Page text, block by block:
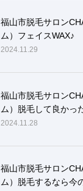
福山市脱毛サロン
ム）フェイスWAX♪
2024.11.29
福山市脱毛サロン
ム）脱毛して良かっ
2024.11.28
福山市脱毛サロン
ム）脱毛するなら今